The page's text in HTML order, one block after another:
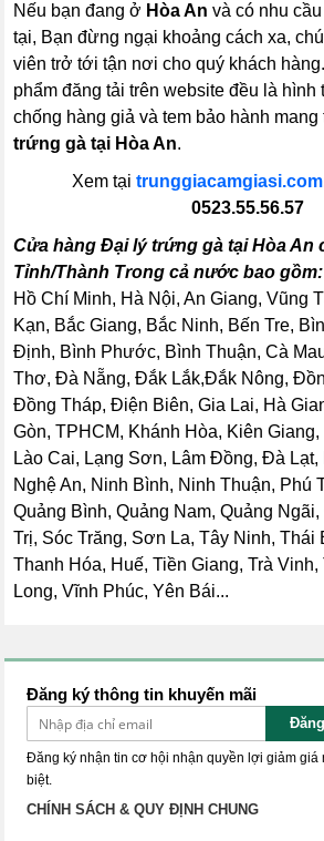
Nếu bạn đang ở Hòa An và có nhu
tại, Bạn đừng ngại khoảng cách xa,
viên trở tới tận nơi cho quý khách
phẩm đăng tải trên website đều là hình
chống hàng giả và tem bảo hành
trứng gà tại Hòa An.
Xem tại
0523.55.56.57
Cửa hàng Đại lý trứng gà tại Hòa An
Tỉnh/Thành Trong cả nước bao gồm:
Hồ Chí Minh, Hà Nội, An Giang, Vũng
Kạn, Bắc Giang, Bắc Ninh, Bến Tre,
Định, Bình Phước, Bình Thuận, Cà
Thơ, Đà Nẵng, Đắk Lắk,Đắk Nông,
Đồng Tháp, Điện Biên, Gia Lai, Hà
Gòn, TPHCM, Khánh Hòa, Kiên
Lào Cai, Lạng Sơn, Lâm Đồng, Đà
Nghệ An, Ninh Bình, Ninh Thuận, Phú
Quảng Bình, Quảng Nam, Quảng
Trị, Sóc Trăng, Sơn La, Tây Ninh, Thái
Thanh Hóa, Huế, Tiền Giang, Trà
Long, Vĩnh Phúc, Yên Bái...
Đăng ký thông tin khuyến mãi
Đăng ký nhận tin cơ hội nhận quyền lợi giảm giá
biệt.
CHÍNH SÁCH & QUY ĐỊNH CHUNG